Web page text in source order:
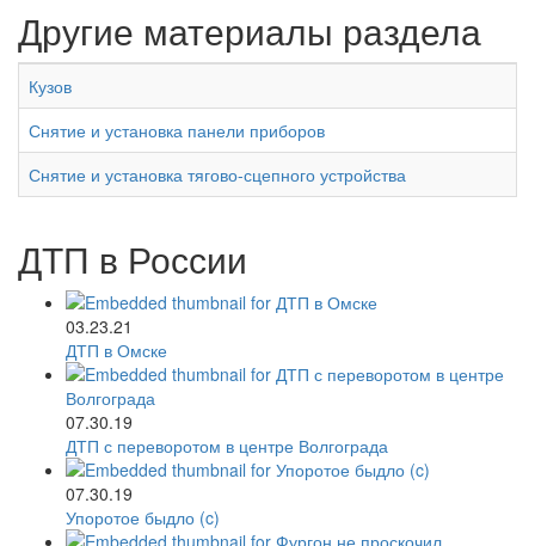
Другие материалы раздела
Кузов
Снятие и установка панели приборов
Снятие и установка тягово-сцепного устройства
ДТП в России
03.23.21
ДТП в Омске
07.30.19
ДТП с переворотом в центре Волгограда
07.30.19
Упоротое быдло (c)